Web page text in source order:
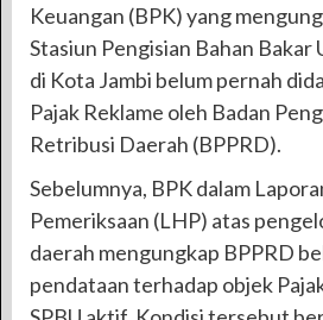
Keuangan (BPK) yang
Stasiun Pengisian Bahan Bakar
di Kota Jambi belum pernah
Pajak Reklame oleh Badan
Retribusi Daerah (BPPRD).
Sebelumnya, BPK dalam
Pemeriksaan (LHP) atas
daerah mengungkap BPPRD
pendataan terhadap objek